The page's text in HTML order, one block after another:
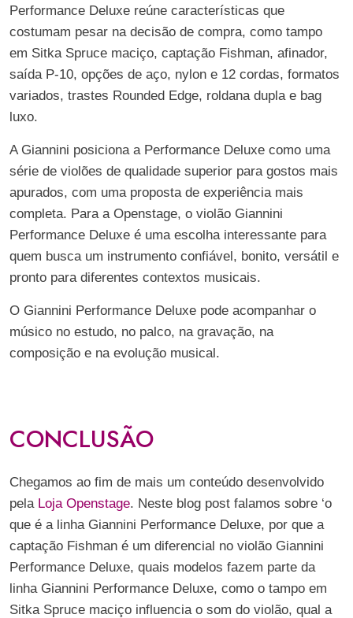
Performance Deluxe reúne características que
costumam pesar na decisão de compra, como tampo
em Sitka Spruce maciço, captação Fishman, afinador,
saída P-10, opções de aço, nylon e 12 cordas, formatos
variados, trastes Rounded Edge, roldana dupla e bag
luxo.
A Giannini posiciona a Performance Deluxe como uma
série de violões de qualidade superior para gostos mais
apurados, com uma proposta de experiência mais
completa. Para a Openstage, o violão Giannini
Performance Deluxe é uma escolha interessante para
quem busca um instrumento confiável, bonito, versátil e
pronto para diferentes contextos musicais.
O Giannini Performance Deluxe pode acompanhar o
músico no estudo, no palco, na gravação, na
composição e na evolução musical.
CONCLUSÃO
Chegamos ao fim de mais um conteúdo desenvolvido
pela Loja Openstage. Neste blog post falamos sobre ‘o
que é a linha Giannini Performance Deluxe, por que a
captação Fishman é um diferencial no violão Giannini
Performance Deluxe, quais modelos fazem parte da
linha Giannini Performance Deluxe, como o tampo em
Sitka Spruce maciço influencia o som do violão, qual a